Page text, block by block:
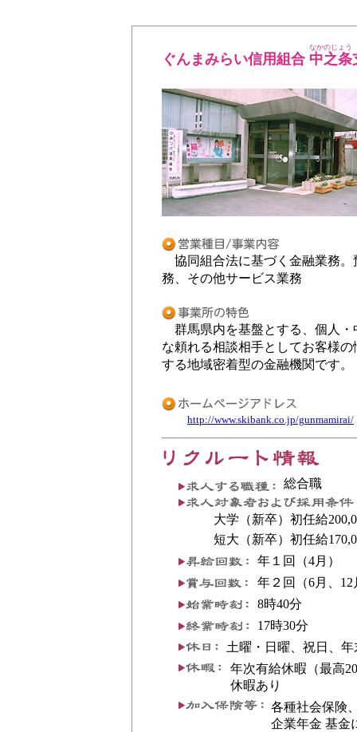
ぐんまみらい信用組合 中之条
なかのじょう
協同組合法に基づく金融業務。
務、その他サービス業務
群馬県内を基盤とする、個人・
な頼れる相談相手としてお客様
する地域密着型の金融機関です。
http://www.skibank.co.jp/gunmamirai/
総合職
大学（新卒）初任給
短大（新卒）初任給
年１回（4月）
年２回（6月、12
8時40分
17時30分
土曜・日曜、祝日、年
年次有給休暇（最高
休暇あり
各種社会保険
企業年金 基金